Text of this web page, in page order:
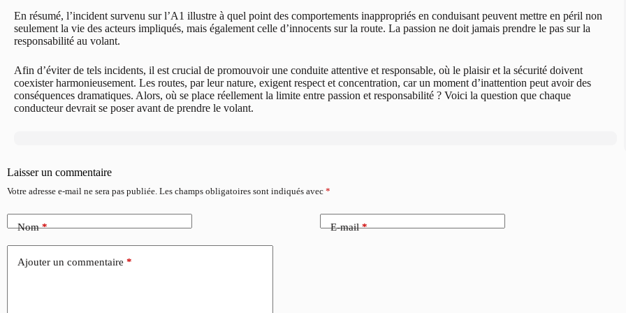
En résumé, l’incident survenu sur l’A1 illustre à quel point des comportements inappropriés en conduisant peuvent mettre en péril non
seulement la vie des acteurs impliqués, mais également celle d’innocents sur la route. La passion ne doit jamais prendre le pas sur la
responsabilité au volant.
Afin d’éviter de tels incidents, il est crucial de promouvoir une conduite attentive et responsable, où le plaisir et la sécurité doivent
coexister harmonieusement. Les routes, par leur nature, exigent respect et concentration, car un moment d’inattention peut avoir des
conséquences dramatiques. Alors, où se place réellement la limite entre passion et responsabilité ? Voici la question que chaque
conducteur devrait se poser avant de prendre le volant.
Laisser un commentaire
Votre adresse e-mail ne sera pas publiée. Les champs obligatoires sont indiqués avec *
Nom* E-mail*
Ajouter un commentaire *